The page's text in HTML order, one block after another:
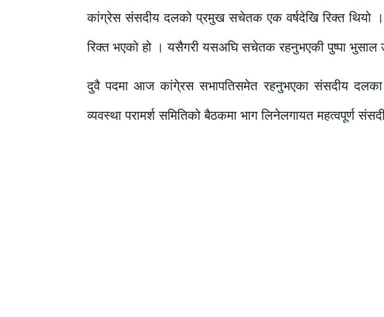
कांग्रेस संसदीय दलको प्रमुख सचेतक एक वर्षदेखि रिक्त थियो
रिक्त भएको हो । यसैगरी यसअघि सचेतक रहनुभएकी पुष्पा भुसाल
दुवै पदमा आज कांगे्रस सभापतिसमेत रहनुभएका संसदीय दलका
व्यवस्था परामर्श समितिको बैठकमा भाग लिनेलगायत महत्वपूर्ण